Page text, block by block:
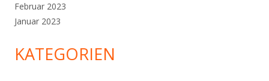
Februar 2023
Januar 2023
KATEGORIEN